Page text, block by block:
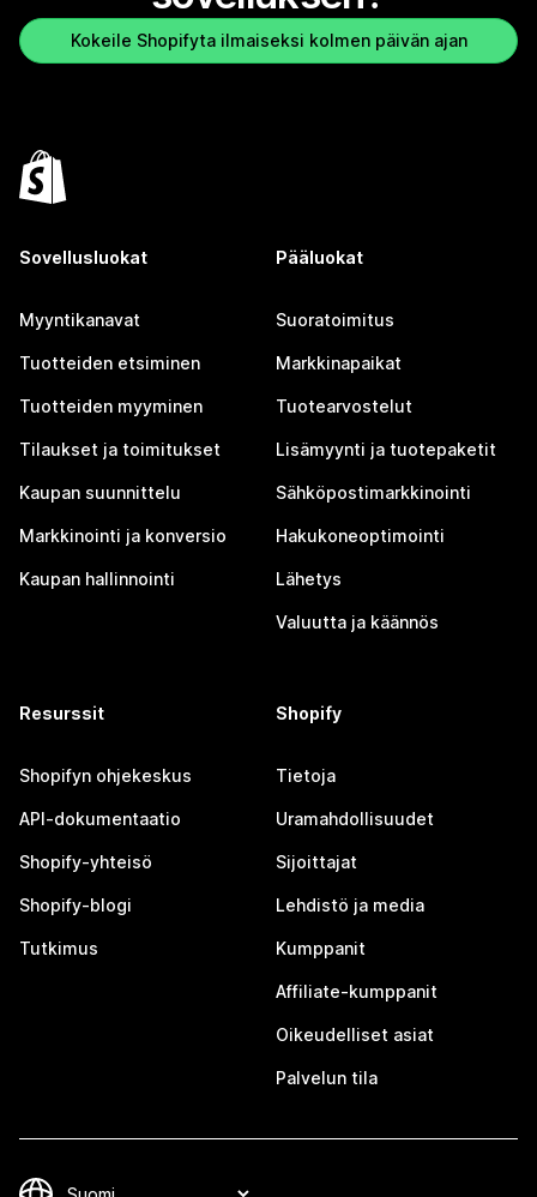
Kokeile Shopifyta ilmaiseksi kolmen päivän ajan
Sovellusluokat
Myyntikanavat
Tuotteiden etsiminen
Tuotteiden myyminen
Tilaukset ja toimitukset
Kaupan suunnittelu
Markkinointi ja konversio
Kaupan hallinnointi
Pääluokat
Suoratoimitus
Markkinapaikat
Tuotearvostelut
Lisämyynti ja tuotepaketit
Sähköpostimarkkinointi
Hakukoneoptimointi
Lähetys
Valuutta ja käännös
Resurssit
Shopifyn ohjekeskus
API-dokumentaatio
Shopify-yhteisö
Shopify-blogi
Tutkimus
Shopify
Tietoja
Uramahdollisuudet
Sijoittajat
Lehdistö ja media
Kumppanit
Affiliate-kumppanit
Oikeudelliset asiat
Palvelun tila